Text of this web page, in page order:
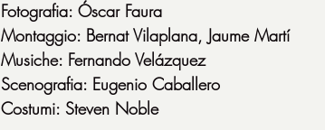
Fotografia: Óscar Faura
Montaggio: Bernat Vilaplana, Jaume Martí
Musiche: Fernando Velázquez
Scenografia: Eugenio Caballero
Costumi: Steven Noble